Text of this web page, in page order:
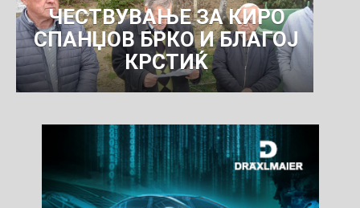
ЧЕСТВУВАЊЕ ЗА КИРО
СПАНЏОВ БРКО И БЛАГОЈ
КРСТИЌ